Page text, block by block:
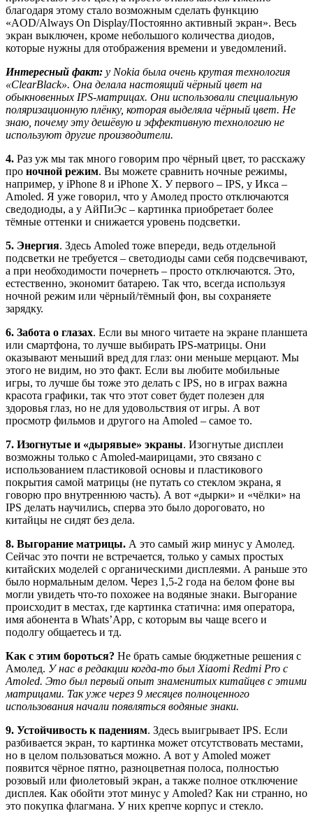
благодаря этому стало возможным сделать функцию
«AOD/Always On Display/Постоянно активный экран». Весь
экран выключен, кроме небольшого количества диодов,
которые нужны для отображения времени и уведомлений.
Интересный факт: у Nokia была очень крутая технология
«ClearBlack». Она делала настоящий чёрный цвет на
обыкновенных IPS-матрицах. Они использовали специальную
поляризационную плёнку, которая выделяла чёрный цвет. Не
знаю, почему эту дешёвую и эффективную технологию не
используют другие производители.
4. Раз уж мы так много говорим про чёрный цвет, то расскажу
про ночной режим. Вы можете сравнить ночные режимы,
например, у iPhone 8 и iPhone X. У первого – IPS, у Икса –
Amoled. Я уже говорил, что у Амолед просто отключаются
сведодиоды, а у АйПиЭс – картинка приобретает более
тёмные оттенки и снижается уровень подсветки.
5. Энергия. Здесь Amoled тоже впереди, ведь отдельной
подсветки не требуется – светодиоды сами себя подсвечивают,
а при необходимости почернеть – просто отключаются. Это,
естественно, экономит батарею. Так что, всегда используя
ночной режим или чёрный/тёмный фон, вы сохраняете
зарядку.
6. Забота о глазах. Если вы много читаете на экране планшета
или смартфона, то лучше выбирать IPS-матрицы. Они
оказывают меньший вред для глаз: они меньше мерцают. Мы
этого не видим, но это факт. Если вы любите мобильные
игры, то лучше бы тоже это делать с IPS, но в играх важна
красота графики, так что этот совет будет полезен для
здоровья глаз, но не для удовольствия от игры. А вот
просмотр фильмов и другого на Amoled – самое то.
7. Изогнутые и «дырявые» экраны. Изогнутые дисплеи
возможны только с Amoled-маирицами, это связано с
использованием пластиковой основы и пластикового
покрытия самой матрицы (не путать со стеклом экрана, я
говорю про внутреннюю часть). А вот «дырки» и «чёлки» на
IPS делать научились, сперва это было дороговато, но
китайцы не сидят без дела.
8. Выгорание матрицы. А это самый жир минус у Амолед.
Сейчас это почти не встречается, только у самых простых
китайских моделей с органическими дисплеями. А раньше это
было нормальным делом. Через 1,5-2 года на белом фоне вы
могли увидеть что-то похожее на водяные знаки. Выгорание
происходит в местах, где картинка статична: имя оператора,
имя абонента в Whats’App, с которым вы чаще всего и
подолгу общаетесь и тд.
Как с этим бороться? Не брать самые бюджетные решения с
Амолед. У нас в редакции когда-то был Xiaomi Redmi Pro с
Amoled. Это был первый опыт знаменитых китайцев с этими
матрицами. Так уже через 9 месяцев полноценного
использования начали появляться водяные знаки.
9. Устойчивость к падениям. Здесь выигрывает IPS. Если
разбивается экран, то картинка может отсутствовать местами,
но в целом пользоваться можно. А вот у Amoled может
появится чёрное пятно, разноцветная полоса, полностью
розовый или фиолетовый экран, а также полное отключение
дисплея. Как обойти этот минус у Amoled? Как ни странно, но
это покупка флагмана. У них крепче корпус и стекло.